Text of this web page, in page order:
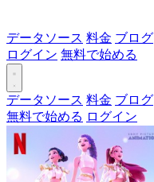
データソース 料金 ブログ
ログイン 無料で始める
データソース 料金 ブログ
無料で始める ログイン